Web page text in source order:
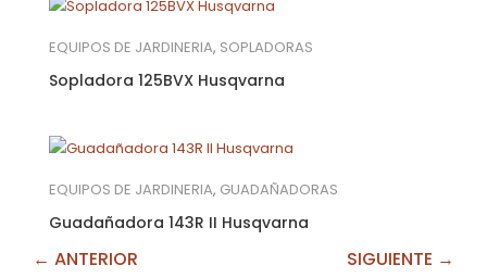
EQUIPOS DE JARDINERIA, SOPLADORAS
Sopladora 125BVX Husqvarna
EQUIPOS DE JARDINERIA, GUADAÑADORAS
Guadañadora 143R II Husqvarna
← ANTERIOR SIGUIENTE →